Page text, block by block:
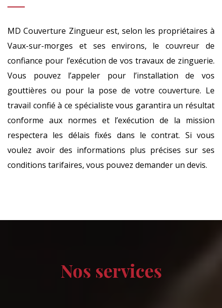
MD Couverture Zingueur est, selon les propriétaires à
Vaux-sur-morges et ses environs, le couvreur de
confiance pour l’exécution de vos travaux de zinguerie.
Vous pouvez l’appeler pour l’installation de vos
gouttières ou pour la pose de votre couverture. Le
travail confié à ce spécialiste vous garantira un résultat
conforme aux normes et l’exécution de la mission
respectera les délais fixés dans le contrat. Si vous
voulez avoir des informations plus précises sur ses
conditions tarifaires, vous pouvez demander un devis.
Nos services